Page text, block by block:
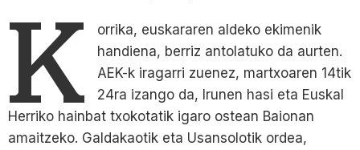
K
orrika, euskararen aldeko ekimenik
handiena, berriz antolatuko da aurten.
AEK-k iragarri zuenez, martxoaren 14tik
24ra izango da, Irunen hasi eta Euskal
Herriko hainbat txokotatik igaro ostean Baionan
amaitzeko. Galdakaotik eta Usansolotik ordea,